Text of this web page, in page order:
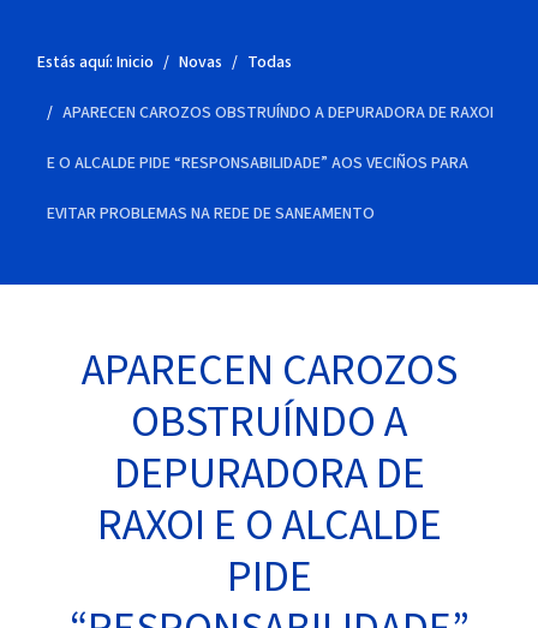
Estás aquí: Inicio Novas Todas
APARECEN CAROZOS OBSTRUÍNDO A DEPURADORA DE RAXOI
E O ALCALDE PIDE “RESPONSABILIDADE” AOS VECIÑOS PARA
EVITAR PROBLEMAS NA REDE DE SANEAMENTO
APARECEN CAROZOS
OBSTRUÍNDO A
DEPURADORA DE
RAXOI E O ALCALDE
PIDE